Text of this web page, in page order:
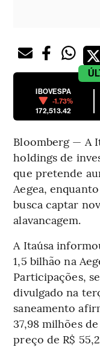
IBOVESPA
-1.73%
172,513.42
Bloomberg — A
holdings de
que pretende
Aegea,
busca captar
alavancagem.
A Itaúsa
1,5 bilhão na
Participações,
divulgado na
saneamento
37,98 milhões
preço de R$